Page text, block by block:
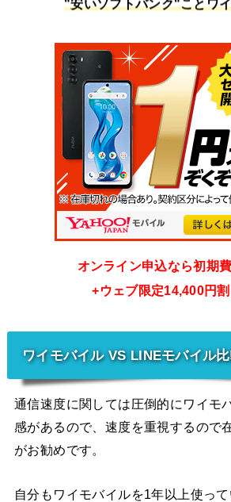
"安いソフトバンク"ことワ
オンライン申込なら初期
+ウェブ限定14,400円割
ワイモバイル VS LINEモバイル
通信速度に関しては圧倒的にワイモ
感があるので、速度を重視するので
がお勧めです。
自分もワイモバイルを1年以上使っ